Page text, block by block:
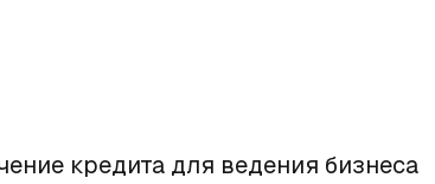
кредита для ведения бизнеса